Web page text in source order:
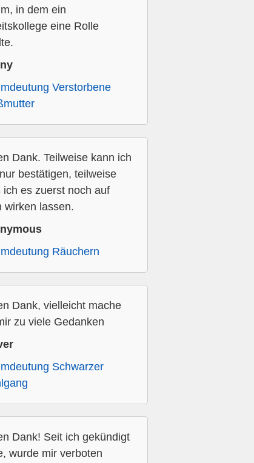
in dem ein
eine Rolle
Verstorbene
Dank. Teilweise kann ich
bestätigen, teilweise
ich es zuerst noch auf
wirken lassen.
Räuchern
Dank, vielleicht mache
zu viele Gedanken
Schwarzer
Dank! Seit ich gekündigt
wurde mir verboten